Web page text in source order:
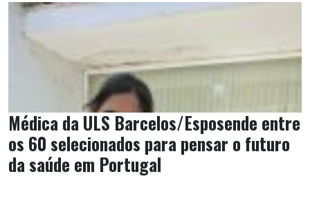
Médica da ULS Barcelos/Esposende entre
os 60 selecionados para pensar o futuro
da saúde em Portugal